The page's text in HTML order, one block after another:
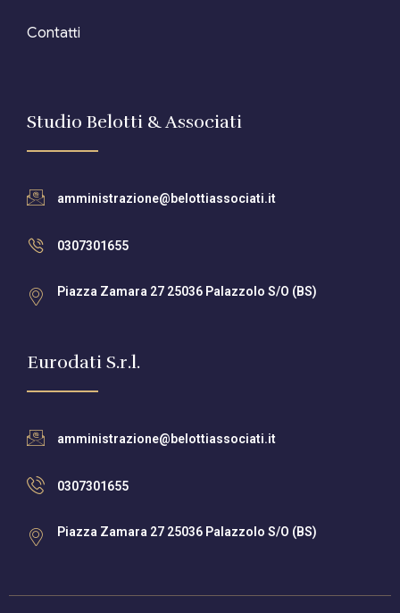
Contatti
Studio Belotti & Associati
amministrazione@belottiassociati.it
0307301655
Piazza Zamara 27 25036 Palazzolo S/O (BS)
Eurodati S.r.l.
amministrazione@belottiassociati.it
0307301655
Piazza Zamara 27 25036 Palazzolo S/O (BS)